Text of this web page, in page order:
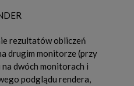
rezultatów obliczeń
drugim monitorze (przy
dwóch monitorach i
podglądu rendera,